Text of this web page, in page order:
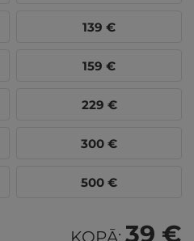
139 €
159 €
229 €
300 €
500 €
39 €